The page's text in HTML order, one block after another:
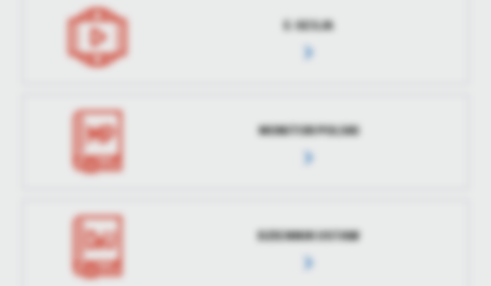
E-SESJA
MONITOR POLSKI
DZIENNIK USTAW